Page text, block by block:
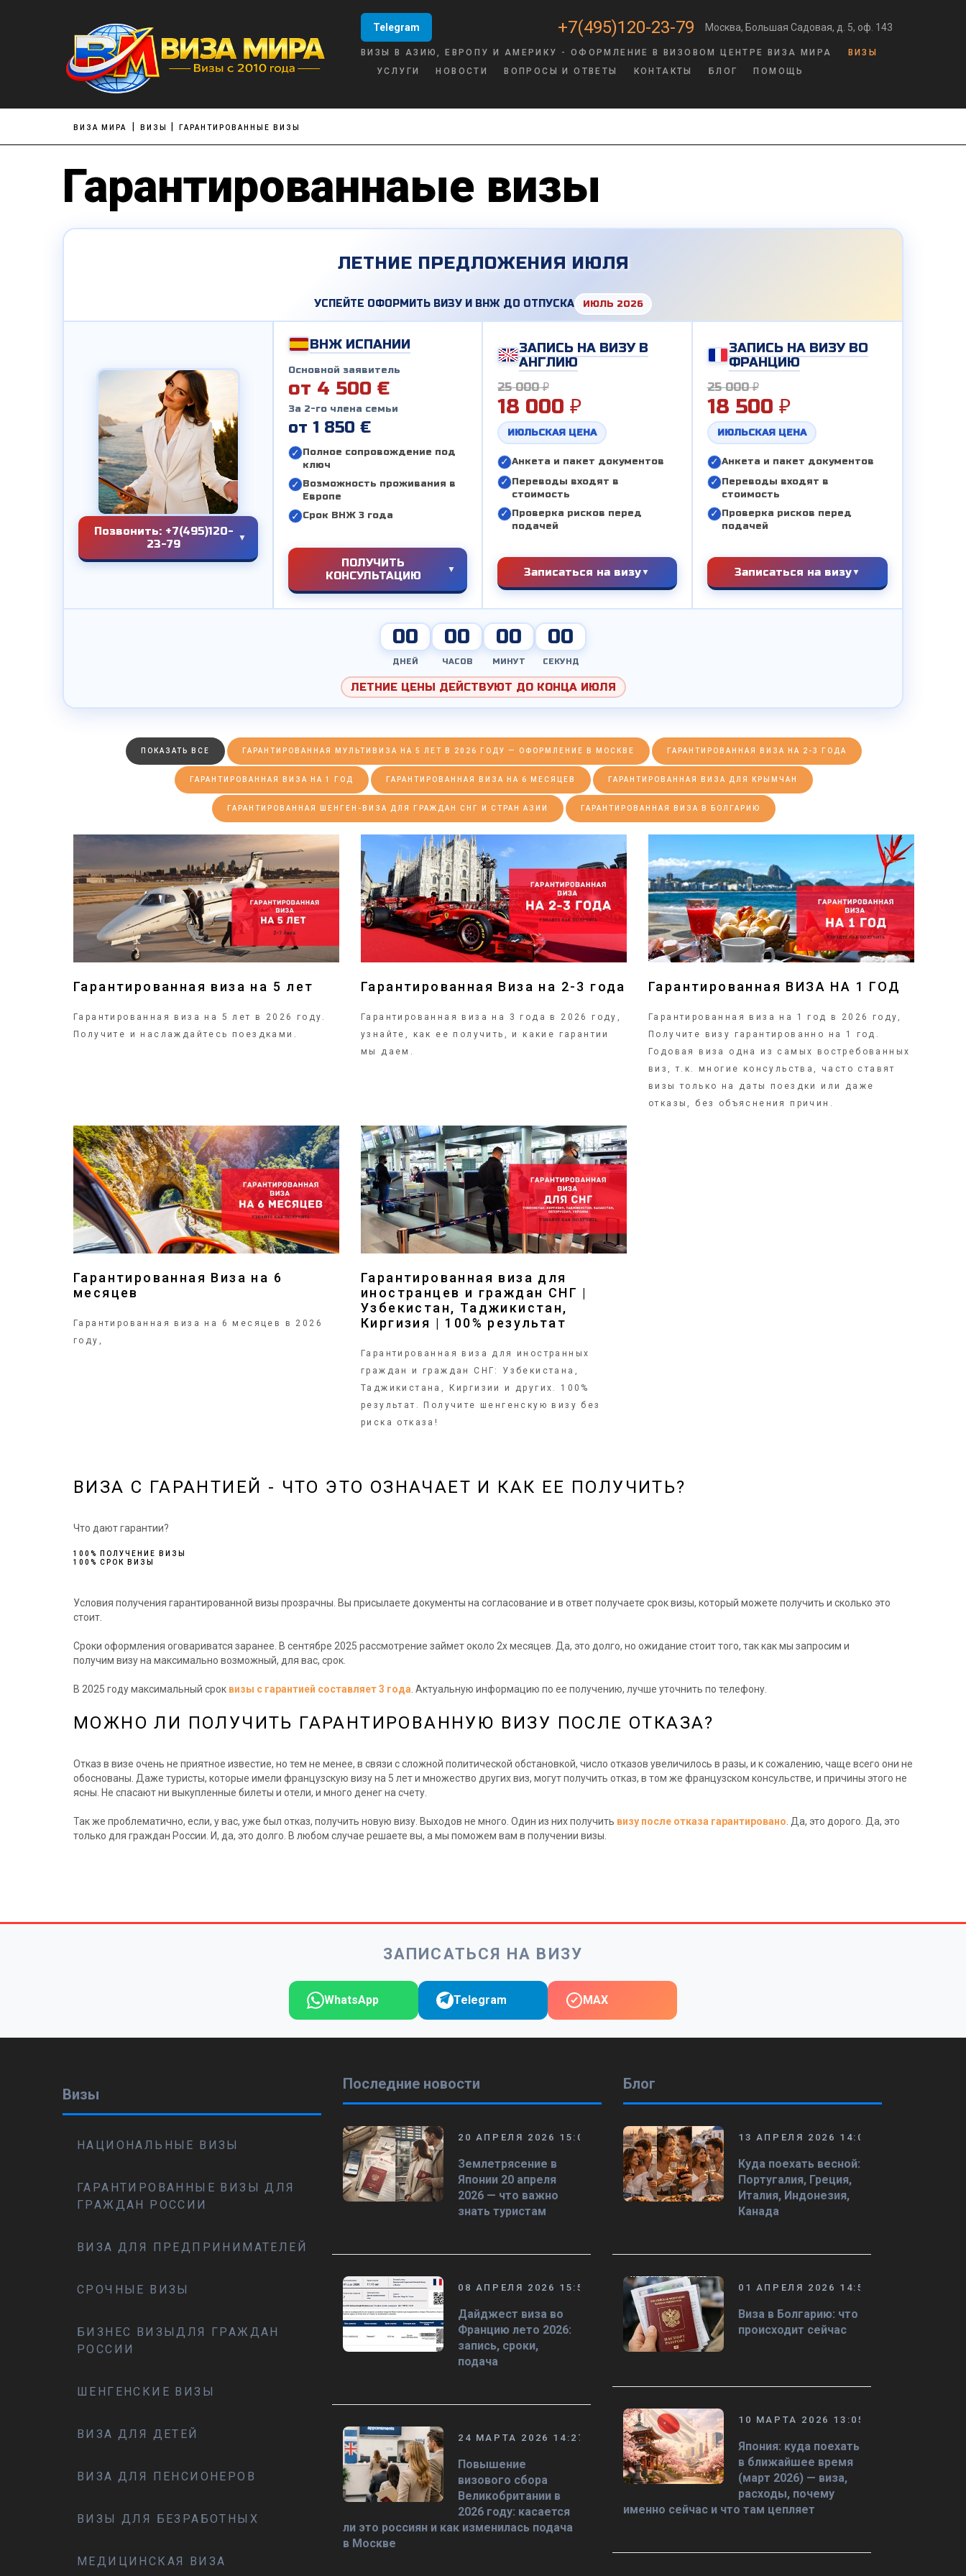
Москва, Большая Садовая, д. 5, оф. 143
+7(495)120-23-79
Telegram
ВИЗЫ В АЗИЮ, ЕВРОПУ И АМЕРИКУ - ОФОРМЛЕНИЕ В ВИЗОВОМ ЦЕНТРЕ ВИЗА МИРА
ВИЗЫ
УСЛУГИ
НОВОСТИ ВОПРОСЫ И ОТВЕТЫ КОНТАКТЫ БЛОГ ПОМОЩЬ
ВИЗА МИРА ВИЗЫ ГАРАНТИРОВАННЫЕ ВИЗЫ
Гарантированнаые визы
ЛЕТНИЕ ПРЕДЛОЖЕНИЯ ИЮЛЯ
УСПЕЙТЕ ОФОРМИТЬ ВИЗУ И ВНЖ ДО ОТПУСКА ИЮЛЬ 2026
Позвонить: +7(495)120-
23-79
ВНЖ ИСПАНИИ
Основной заявитель
от 4 500 €
За 2-го члена семьи
от 1 850 €
Полное сопровождение под
ключ
Возможность проживания в
Европе
Срок ВНЖ 3 года
ПОЛУЧИТЬ
КОНСУЛЬТАЦИЮ
ЗАПИСЬ НА ВИЗУ В
АНГЛИЮ
25 000 ₽
18 000 ₽
ИЮЛЬСКАЯ ЦЕНА
Анкета и пакет документов
Переводы входят в
стоимость
Проверка рисков перед
подачей
Записаться на визу
ЗАПИСЬ НА ВИЗУ ВО
ФРАНЦИЮ
25 000 ₽
18 500 ₽
ИЮЛЬСКАЯ ЦЕНА
Анкета и пакет документов
Переводы входят в
стоимость
Проверка рисков перед
подачей
Записаться на визу
00
ДНЕЙ
00
ЧАСОВ
00
МИНУТ
00
СЕКУНД
ЛЕТНИЕ ЦЕНЫ ДЕЙСТВУЮТ ДО КОНЦА ИЮЛЯ
ПОКАЗАТЬ ВСЕ ГАРАНТИРОВАННАЯ МУЛЬТИВИЗА НА 5 ЛЕТ В 2026 ГОДУ — ОФОРМЛЕНИЕ В МОСКВЕ ГАРАНТИРОВАННАЯ ВИЗА НА 2-3 ГОДА
ГАРАНТИРОВАННАЯ ВИЗА НА 1 ГОД ГАРАНТИРОВАННАЯ ВИЗА НА 6 МЕСЯЦЕВ ГАРАНТИРОВАННАЯ ВИЗА ДЛЯ КРЫМЧАН
ГАРАНТИРОВАННАЯ ШЕНГЕН-ВИЗА ДЛЯ ГРАЖДАН СНГ И СТРАН АЗИИ ГАРАНТИРОВАННАЯ ВИЗА В БОЛГАРИЮ
ПОДРОБНЕЕ
Гарантированная виза на 5 лет
Гарантированная виза на 5 лет в 2026 году.
Получите и наслаждайтесь поездками.
ПОДРОБНЕЕ
Гарантированная Виза на 2-3 года
Гарантированная виза на 3 года в 2026 году,
узнайте, как ее получить, и какие гарантии
мы даем.
ПОДРОБНЕЕ
Гарантированная ВИЗА НА 1 ГОД
Гарантированная виза на 1 год в 2026 году,
Получите визу гарантированно на 1 год.
Годовая виза одна из самых востребованных
виз, т.к. многие консульства, часто ставят
визы только на даты поездки или даже
отказы, без объяснения причин.
ПОДРОБНЕЕ
Гарантированная Виза на 6
месяцев
Гарантированная виза на 6 месяцев в 2026
году,
ПОДРОБНЕЕ
Гарантированная виза для
иностранцев и граждан СНГ |
Узбекистан, Таджикистан,
Киргизия | 100% результат
Гарантированная виза для иностранных
граждан и граждан СНГ: Узбекистана,
Таджикистана, Киргизии и других. 100%
результат. Получите шенгенскую визу без
риска отказа!
ВИЗА С ГАРАНТИЕЙ - ЧТО ЭТО ОЗНАЧАЕТ И КАК ЕЕ ПОЛУЧИТЬ?
Что дают гарантии?
100% ПОЛУЧЕНИЕ ВИЗЫ
100% СРОК ВИЗЫ
Условия получения гарантированной визы прозрачны. Вы присылаете документы на согласование и в ответ получаете срок визы, который можете получить и сколько это
стоит.
Сроки оформления оговариватся заранее. В сентябре 2025 рассмотрение займет около 2х месяцев. Да, это долго, но ожидание стоит того, так как мы запросим и
получим визу на максимально возможный, для вас, срок.
В 2025 году максимальный срок визы с гарантией составляет 3 года . Актуальную информацию по ее получению, лучше уточнить по телефону.
МОЖНО ЛИ ПОЛУЧИТЬ ГАРАНТИРОВАННУЮ ВИЗУ ПОСЛЕ ОТКАЗА?
Отказ в визе очень не приятное известие, но тем не менее, в связи с сложной политической обстановкой, число отказов увеличилось в разы, и к сожалению, чаще всего они не
обоснованы. Даже туристы, которые имели французскую визу на 5 лет и множество других виз, могут получить отказ, в том же французском консульстве, и причины этого не
ясны. Не спасают ни выкупленные билеты и отели, и много денег на счету.
Так же проблематично, если, у вас, уже был отказ, получить новую визу. Выходов не много. Один из них получить визу после отказа гарантировано . Да, это дорого. Да, это
только для граждан России. И, да, это долго. В любом случае решаете вы, а мы поможем вам в получении визы.
ЗАПИСАТЬСЯ НА ВИЗУ
WhatsApp Telegram MAX
Визы
НАЦИОНАЛЬНЫЕ ВИЗЫ
ГАРАНТИРОВАННЫЕ ВИЗЫ ДЛЯ
ГРАЖДАН РОССИИ
ВИЗА ДЛЯ ПРЕДПРИНИМАТЕЛЕЙ
СРОЧНЫЕ ВИЗЫ
БИЗНЕС ВИЗЫДЛЯ ГРАЖДАН
РОССИИ
ШЕНГЕНСКИЕ ВИЗЫ
ВИЗА ДЛЯ ДЕТЕЙ
ВИЗА ДЛЯ ПЕНСИОНЕРОВ
ВИЗЫ ДЛЯ БЕЗРАБОТНЫХ
МЕДИЦИНСКАЯ ВИЗА
Последние новости
20 АПРЕЛЯ 2026 15:00
Землетрясение в
Японии 20 апреля
2026 — что важно
знать туристам
08 АПРЕЛЯ 2026 15:58
Дайджест виза во
Францию лето 2026:
запись, сроки,
подача
24 МАРТА 2026 14:27
Повышение
визового сбора
Великобритании в
2026 году: касается
ли это россиян и как изменилась подача
в Москве
Блог
13 АПРЕЛЯ 2026 14:08
Куда поехать весной:
Португалия, Греция,
Италия, Индонезия,
Канада
01 АПРЕЛЯ 2026 14:50
Виза в Болгарию: что
происходит сейчас
10 МАРТА 2026 13:05
Япония: куда поехать
в ближайшее время
(март 2026) — виза,
расходы, почему
именно сейчас и что там цепляет